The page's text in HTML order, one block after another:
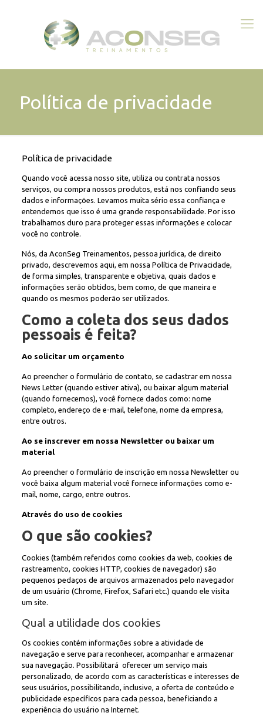
Política de privacidade
Política de privacidade
Quando você acessa nosso site, utiliza ou contrata nossos
serviços, ou compra nossos produtos, está nos confiando seus
dados e informações. Levamos muita sério essa confiança e
entendemos que isso é uma grande responsabilidade. Por isso
trabalhamos duro para proteger essas informações e colocar
você no controle.
Nós, da AconSeg Treinamentos, pessoa jurídica, de direito
privado, descrevemos aqui, em nossa Política de Privacidade,
de forma simples, transparente e objetiva, quais dados e
informações serão obtidos, bem como, de que maneira e
quando os mesmos poderão ser utilizados.
Como a coleta dos seus dados
pessoais é feita?
Ao solicitar um orçamento
Ao preencher o formulário de contato, se cadastrar em nossa
News Letter (quando estiver ativa), ou baixar algum material
(quando fornecemos), você fornece dados como: nome
completo, endereço de e-mail, telefone, nome da empresa,
entre outros.
Ao se inscrever em nossa Newsletter ou baixar um
material
Ao preencher o formulário de inscrição em nossa Newsletter ou
você baixa algum material você fornece informações como e-
mail, nome, cargo, entre outros.
Através do uso de cookies
O que são cookies?
Cookies (também referidos como cookies da web, cookies de
rastreamento, cookies HTTP, cookies de navegador) são
pequenos pedaços de arquivos armazenados pelo navegador
de um usuário (Chrome, Firefox, Safari etc.) quando ele visita
um site.
Qual a utilidade dos cookies
Os cookies contém informações sobre a atividade de
navegação e serve para reconhecer, acompanhar e armazenar
sua navegação. Possibilitará oferecer um serviço mais
personalizado, de acordo com as características e interesses de
seus usuários, possibilitando, inclusive, a oferta de conteúdo e
publicidade específicos para cada pessoa, beneficiando a
experiência do usuário na Internet.